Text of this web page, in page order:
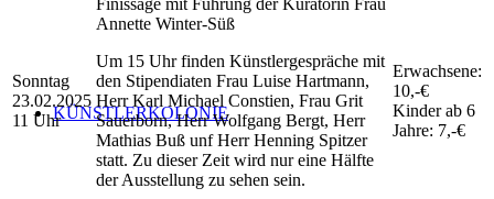
KÜNSTLERKOLONIE
Sonntag
23.02.2025
11 Uhr
Annette Winter-Süß
Um 15 Uhr finden Künstlergespräche mit
den Stipendiaten Frau Luise Hartmann,
Herr Karl Michael Constien, Frau Grit
Sauerborn, Herr Wolfgang Bergt, Herr
Mathias Buß unf Herr Henning Spitzer
statt. Zu dieser Zeit wird nur eine Hälfte
der Ausstellung zu sehen sein.
Erwachsene:
10,-€
Kinder ab 6
Jahre: 7,-€